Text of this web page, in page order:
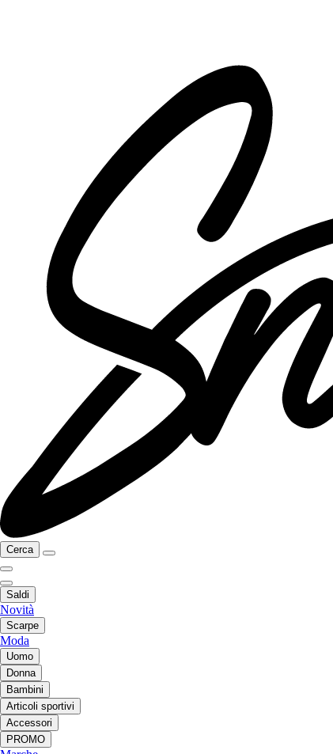
Cerca
Saldi
Novità
Scarpe
Moda
Uomo
Donna
Bambini
Articoli sportivi
Accessori
PROMO